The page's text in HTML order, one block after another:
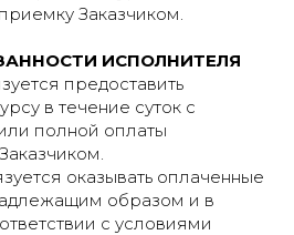
Заказчиком.
ИСПОЛНИТЕЛЯ
предоставить
в течение суток с
полной оплаты
оказывать оплаченные
образом и в
с условиями